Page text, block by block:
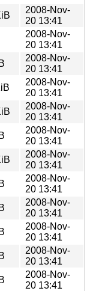
2008-Nov-
20 13:41
2008-Nov-
20 13:41
2008-Nov-
20 13:41
2008-Nov-
20 13:41
2008-Nov-
20 13:41
2008-Nov-
20 13:41
2008-Nov-
20 13:41
2008-Nov-
20 13:41
2008-Nov-
20 13:41
2008-Nov-
20 13:41
2008-Nov-
20 13:41
2008-Nov-
20 13:41